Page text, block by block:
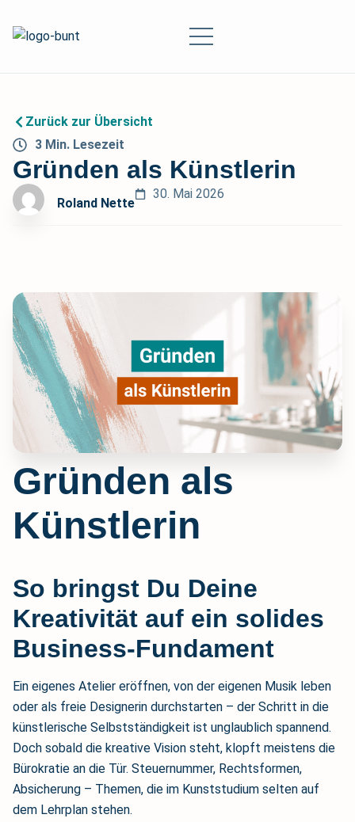
Zurück zur Übersicht
3 Min.Lesezeit
Gründen als Künstlerin
Roland Nette
30. Mai 2026
Gründen als
Künstlerin
So bringst Du Deine
Kreativität auf ein solides
Business-Fundament
Ein eigenes Atelier eröffnen, von der eigenen Musik leben
oder als freie Designerin durchstarten – der Schritt in die
künstlerische Selbstständigkeit ist unglaublich spannend.
Doch sobald die kreative Vision steht, klopft meistens die
Bürokratie an die Tür. Steuernummer, Rechtsformen,
Absicherung – Themen, die im Kunststudium selten auf
dem Lehrplan stehen.